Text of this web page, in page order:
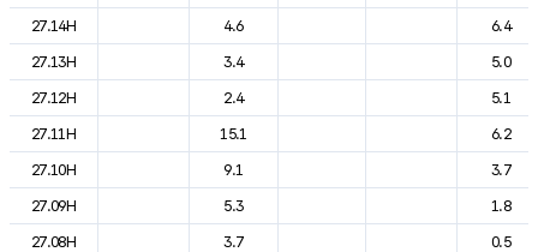
27.14H
4.6
6.4
27.13H
3.4
5.0
27.12H
2.4
5.1
27.11H
15.1
6.2
27.10H
9.1
3.7
27.09H
5.3
1.8
27.08H
3.7
0.5